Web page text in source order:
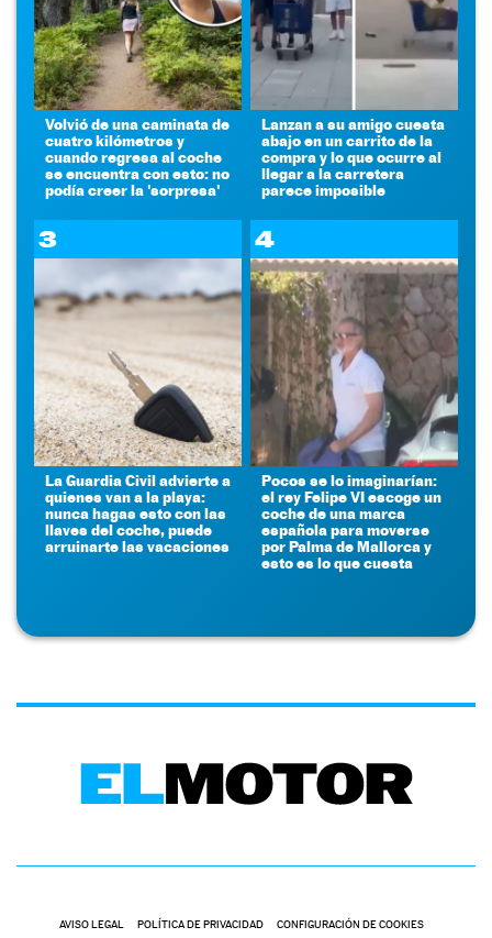
Volvió de una caminata de
cuatro kilómetros y
cuando regresa al coche
se encuentra con esto: no
podía creer la 'sorpresa'
Lanzan a su amigo cuesta
abajo en un carrito de la
compra y lo que ocurre al
llegar a la carretera
parece imposible
3
La Guardia Civil advierte a
quienes van a la playa:
nunca hagas esto con las
llaves del coche, puede
arruinarte las vacaciones
4
Pocos se lo imaginarían:
el rey Felipe VI escoge un
coche de una marca
española para moverse
por Palma de Mallorca y
esto es lo que cuesta
AVISO LEGAL POLÍTICA DE PRIVACIDAD CONFIGURACIÓN DE COOKIES